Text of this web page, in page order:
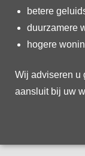
betere
duurzamere
hogere
Wij adviseren u
aansluit bij uw